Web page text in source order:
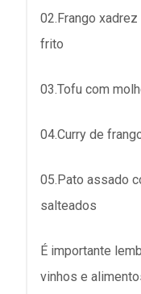
02.Frango
frito
03.Tofu com
04.Curry de
05.Pato assado
salteados
É importante
vinhos e